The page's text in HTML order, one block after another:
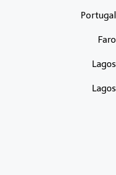
Portugal
Faro
Lagos
Lagos